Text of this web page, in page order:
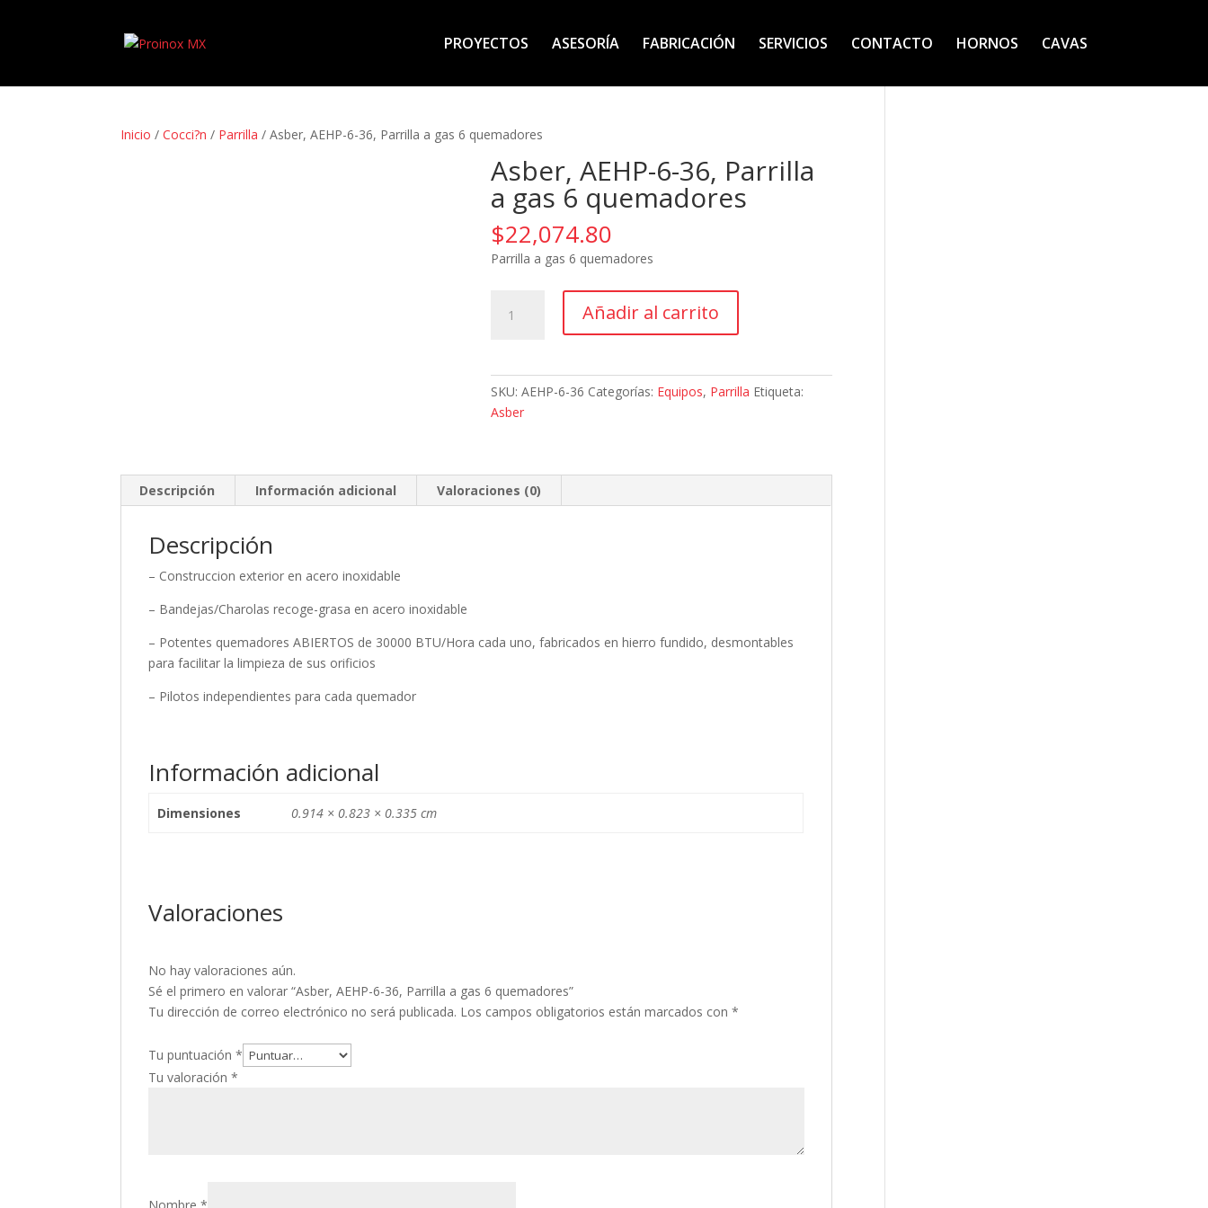
PROYECTOS ASESORÍA FABRICACIÓN SERVICIOS CONTACTO HORNOS CAVAS
Inicio /Cocci?n / Parrilla / Asber, AEHP-6-36, Parrilla a gas 6 quemadores
Asber, AEHP-6-36, Parrilla
a gas 6 quemadores
$22,074.80
Parrilla a gas 6 quemadores
AEHP-
cantidad
Añadir al carrito
SKU:AEHP-6-36 Categorías: Equipos, Parrilla Etiqueta:
Asber
Descripción Información adicional Valoraciones (0)
Descripción
– Construccion exterior en acero inoxidable
– Bandejas/Charolas recoge-grasa en acero inoxidable
– Potentes quemadores ABIERTOS de 30000 BTU/Hora cada uno, fabricados en hierro fundido, desmontables
para facilitar la limpieza de sus orificios
– Pilotos independientes para cada quemador
Información adicional
Dimensiones 0.914 × 0.823 × 0.335 cm
Valoraciones
No hay valoraciones aún.
Sé el primero en valorar “Asber, AEHP-6-36, Parrilla a gas 6 quemadores”
Tu dirección de correo electrónico no será publicada. Los campos obligatorios están marcados con*
Tu puntuación*
Tu valoración*